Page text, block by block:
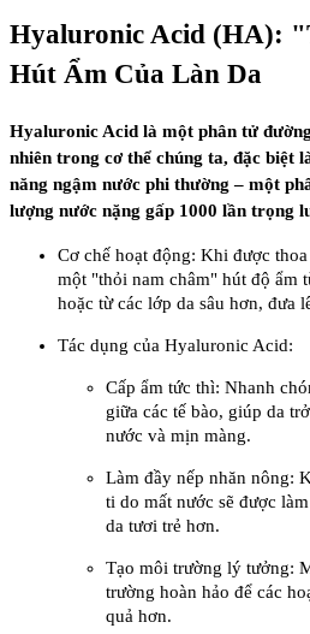
Hyaluronic Acid (HA):
Hút Ẩm Của Làn Da
Hyaluronic Acid là một phân tử
nhiên trong cơ thể chúng ta, đặc biệt
năng ngậm nước phi thường – một
lượng nước nặng gấp 1000 lần trọng
Cơ chế hoạt động: Khi được
một "thỏi nam châm" hút độ ẩm
hoặc từ các lớp da sâu hơn, đưa
Tác dụng của Hyaluronic Acid:
Cấp ẩm tức thì: Nhanh
giữa các tế bào, giúp da
nước và mịn màng.
Làm đầy nếp nhăn nông:
ti do mất nước sẽ được
da tươi trẻ hơn.
Tạo môi trường lý tưởng:
trường hoàn hảo để các
quả hơn.